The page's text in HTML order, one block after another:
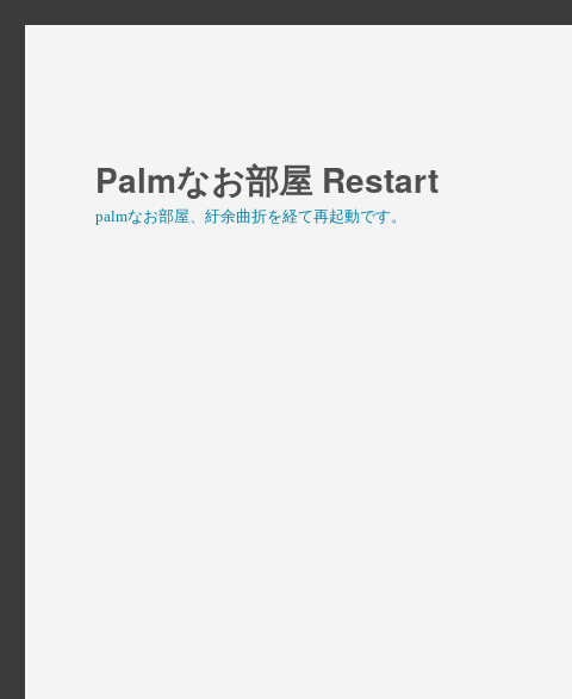
Palmなお部屋 Restart
palmなお部屋、紆余曲折を経て再起動です。